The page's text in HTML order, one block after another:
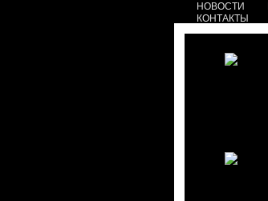
НОВОСТИ
КОНТАКТЫ